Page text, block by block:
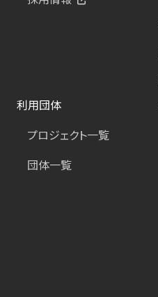
利用団体
プロジェクト一覧
団体一覧